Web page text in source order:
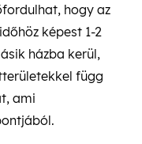
hogy az
képest 1-2
házba kerül,
függ
ami